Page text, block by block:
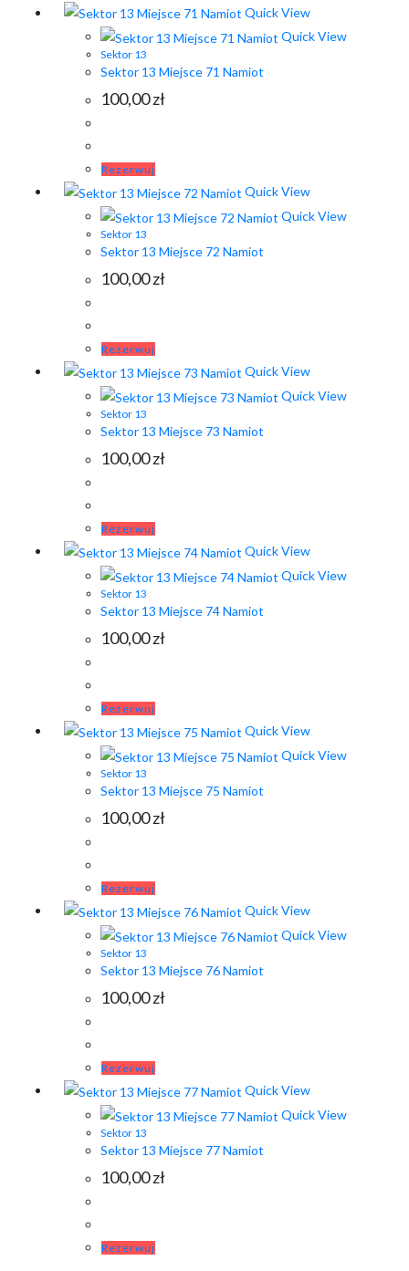
Quick View
Quick View
Sektor 13
Sektor 13 Miejsce 71 Namiot
100,00zł
Rezerwuj
Quick View
Quick View
Sektor 13
Sektor 13 Miejsce 72 Namiot
100,00zł
Rezerwuj
Quick View
Quick View
Sektor 13
Sektor 13 Miejsce 73 Namiot
100,00zł
Rezerwuj
Quick View
Quick View
Sektor 13
Sektor 13 Miejsce 74 Namiot
100,00zł
Rezerwuj
Quick View
Quick View
Sektor 13
Sektor 13 Miejsce 75 Namiot
100,00zł
Rezerwuj
Quick View
Quick View
Sektor 13
Sektor 13 Miejsce 76 Namiot
100,00zł
Rezerwuj
Quick View
Quick View
Sektor 13
Sektor 13 Miejsce 77 Namiot
100,00zł
Rezerwuj